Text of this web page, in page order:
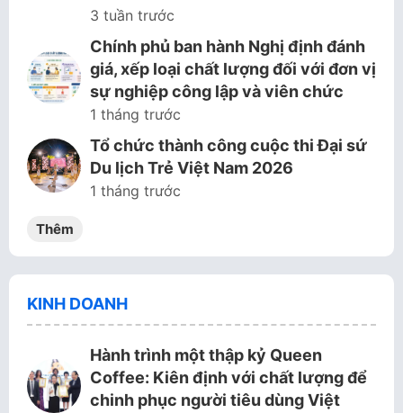
3 tuần trước
Chính phủ ban hành Nghị định đánh
giá, xếp loại chất lượng đối với đơn vị
sự nghiệp công lập và viên chức
1 tháng trước
Tổ chức thành công cuộc thi Đại sứ
Du lịch Trẻ Việt Nam 2026
1 tháng trước
Thêm
KINH DOANH
Hành trình một thập kỷ Queen
Coffee: Kiên định với chất lượng để
chinh phục người tiêu dùng Việt